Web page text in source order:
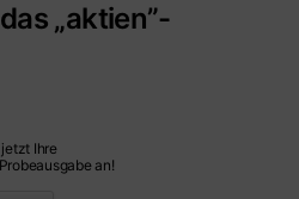
„aktien”-
Ihre
an!